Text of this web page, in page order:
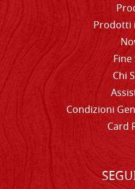
Prodotti
Chi
Condizioni
Card